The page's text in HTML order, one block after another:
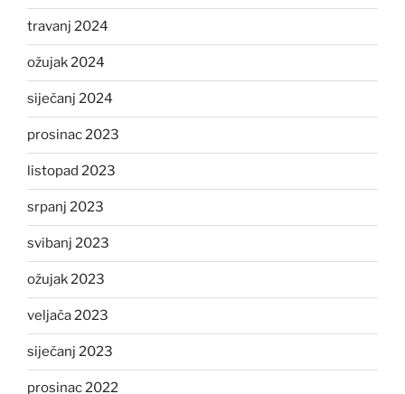
travanj 2024
ožujak 2024
siječanj 2024
prosinac 2023
listopad 2023
srpanj 2023
svibanj 2023
ožujak 2023
veljača 2023
siječanj 2023
prosinac 2022